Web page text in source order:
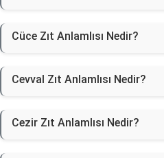
Cüce Zıt Anlamlısı Nedir?
Cevval Zıt Anlamlısı Nedir?
Cezir Zıt Anlamlısı Nedir?